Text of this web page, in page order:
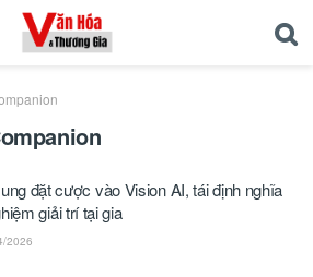
đặt cược vào Vision AI, tái định nghĩa
giải trí tại gia
2026